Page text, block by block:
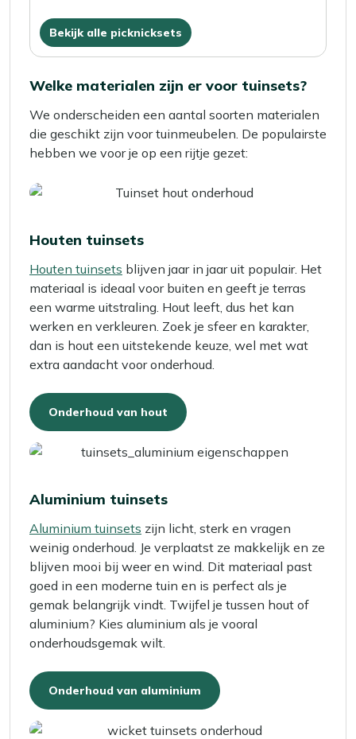
Bekijk alle picknicksets
Welke materialen zijn er voor tuinsets?
We onderscheiden een aantal soorten materialen
die geschikt zijn voor tuinmeubelen. De populairste
hebben we voor je op een rijtje gezet:
Houten tuinsets
Houten tuinsets blijven jaar in jaar uit populair. Het
materiaal is ideaal voor buiten en geeft je terras
een warme uitstraling. Hout leeft, dus het kan
werken en verkleuren. Zoek je sfeer en karakter,
dan is hout een uitstekende keuze, wel met wat
extra aandacht voor onderhoud.
Onderhoud van hout
Aluminium tuinsets
Aluminium tuinsets zijn licht, sterk en vragen
weinig onderhoud. Je verplaatst ze makkelijk en ze
blijven mooi bij weer en wind. Dit materiaal past
goed in een moderne tuin en is perfect als je
gemak belangrijk vindt. Twijfel je tussen hout of
aluminium? Kies aluminium als je vooral
onderhoudsgemak wilt.
Onderhoud van aluminium